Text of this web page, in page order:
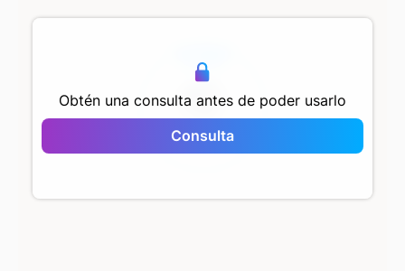
Obtén una consulta antes de poder usarlo
Consulta
Antteras Nev